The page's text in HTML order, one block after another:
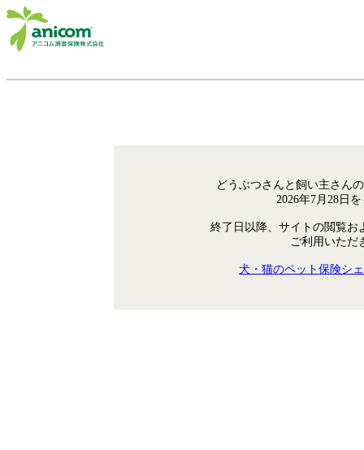
どうぶつさんと飼い主さん
2026年7月28日
終了日以降、サイトの閲覧お
ご利用いただ
犬・猫のペット保険シ